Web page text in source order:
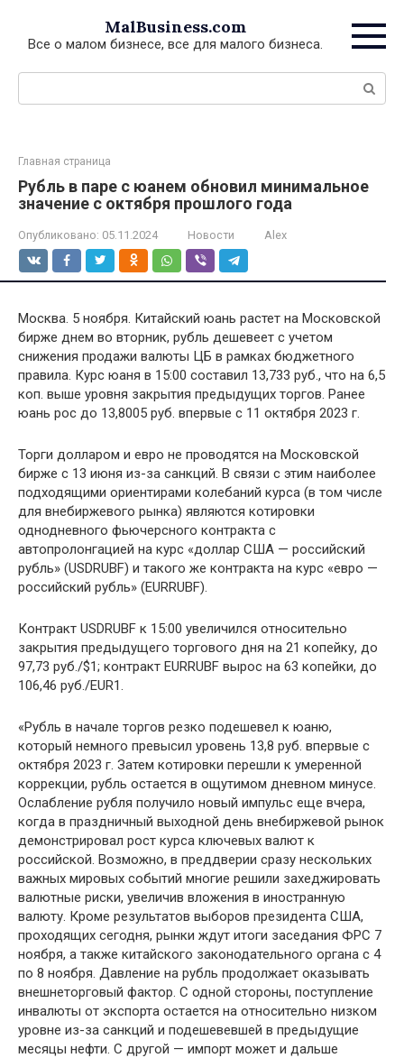
контенту
MalBusiness.com
Все о малом бизнесе, все для малого бизнеса.
Поиск:
Главная страница
Рубль в паре с юанем обновил минимальное
значение с октября прошлого года
Опубликовано: 05.11.2024 Новости Alex
Москва. 5 ноября. Китайский юань растет на Московской
бирже днем во вторник, рубль дешевеет с учетом
снижения продажи валюты ЦБ в рамках бюджетного
правила. Курс юаня в 15:00 составил 13,733 руб., что на 6,5
коп. выше уровня закрытия предыдущих торгов. Ранее
юань рос до 13,8005 руб. впервые с 11 октября 2023 г.
Торги долларом и евро не проводятся на Московской
бирже с 13 июня из-за санкций. В связи с этим наиболее
подходящими ориентирами колебаний курса (в том числе
для внебиржевого рынка) являются котировки
однодневного фьючерсного контракта с
автопролонгацией на курс «доллар США — российский
рубль» (USDRUBF) и такого же контракта на курс «евро —
российский рубль» (EURRUBF).
Контракт USDRUBF к 15:00 увеличился относительно
закрытия предыдущего торгового дня на 21 копейку, до
97,73 руб./$1; контракт EURRUBF вырос на 63 копейки, до
106,46 руб./EUR1.
«Рубль в начале торгов резко подешевел к юаню,
который немного превысил уровень 13,8 руб. впервые с
октября 2023 г. Затем котировки перешли к умеренной
коррекции, рубль остается в ощутимом дневном минусе.
Ослабление рубля получило новый импульс еще вчера,
когда в праздничный выходной день внебиржевой рынок
демонстрировал рост курса ключевых валют к
российской. Возможно, в преддверии сразу нескольких
важных мировых событий многие решили захеджировать
валютные риски, увеличив вложения в иностранную
валюту. Кроме результатов выборов президента США,
проходящих сегодня, рынки ждут итоги заседания ФРС 7
ноября, а также китайского законодательного органа с 4
по 8 ноября. Давление на рубль продолжает оказывать
внешнеторговый фактор. С одной стороны, поступление
инвалюты от экспорта остается на относительно низком
уровне из-за санкций и подешевевшей в предыдущие
месяцы нефти. С другой — импорт может и дальше